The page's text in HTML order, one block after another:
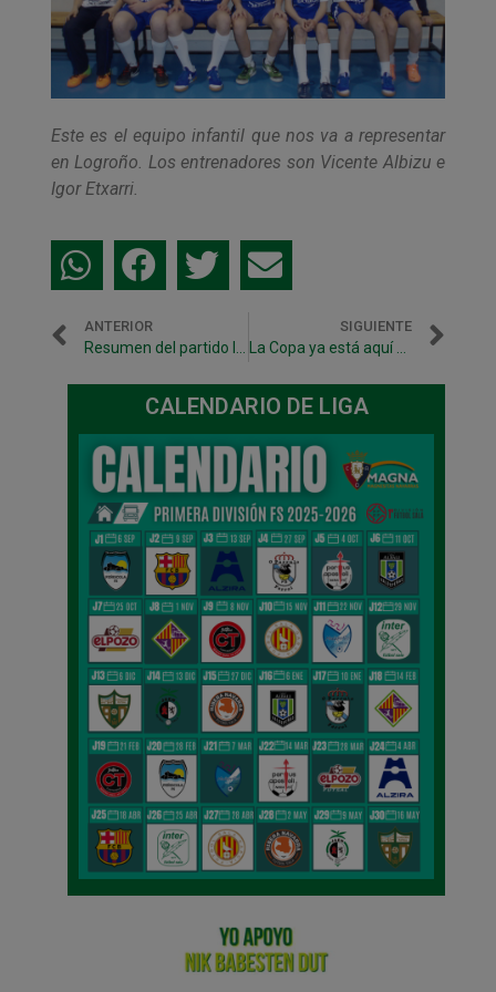
Este es el equipo infantil que nos va a representar
en Logroño. Los entrenadores son Vicente Albizu e
Igor Etxarri.
ANTERIOR SIGUIENTE
CALENDARIO DE LIGA